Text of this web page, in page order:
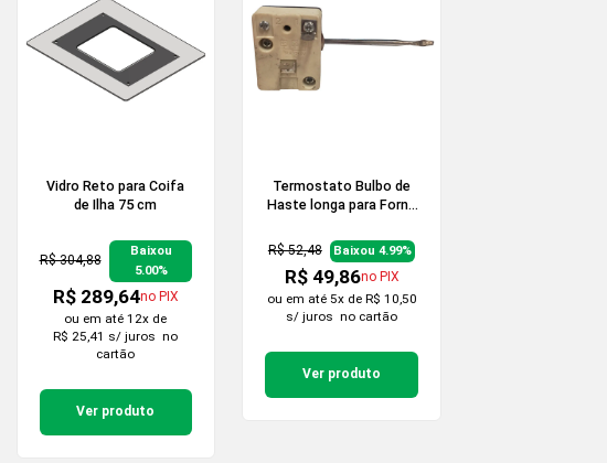
Vidro Reto para Coifa
de Ilha 75 cm
R$ 304,88
Baixou
5.00%
R$ 289,64no PIX
ou em até 12x de
R$ 25,41 s/ juros no
cartão
Ver produto
Termostato Bulbo de
Haste longa para Forno
R$ 52,48 Baixou 4.99%
R$ 49,86no PIX
ou em até 5x de R$ 10,50
s/ juros no cartão
Ver produto